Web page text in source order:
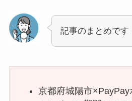
記事のまとめです
京都府城陽市×PayPay